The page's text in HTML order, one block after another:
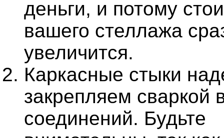
деньги, и потому
вашего стеллажа
увеличится.
Каркасные стыки
закрепляем сваркой
соединений. Будьте